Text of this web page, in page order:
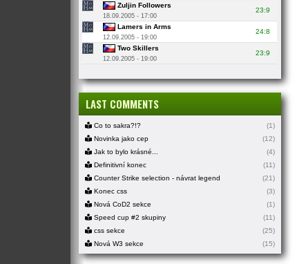
Zuljin Followers
18.09.2005 - 17:00
23:9
Lamers in Arms
12.09.2005 - 19:00
24:8
Two Skillers
12.09.2005 - 19:00
23:9
LAST COMMENTS
Co to sakra?!?
(1)
Novinka jako cep
(12)
Jak to bylo krásné...
(4)
Definitivní konec
(11)
Counter Strike selection - návrat legend
(21)
Konec css
(3)
Nová CoD2 sekce
(1)
Speed cup #2 skupiny
(11)
css sekce
(25)
Nová W3 sekce
(15)